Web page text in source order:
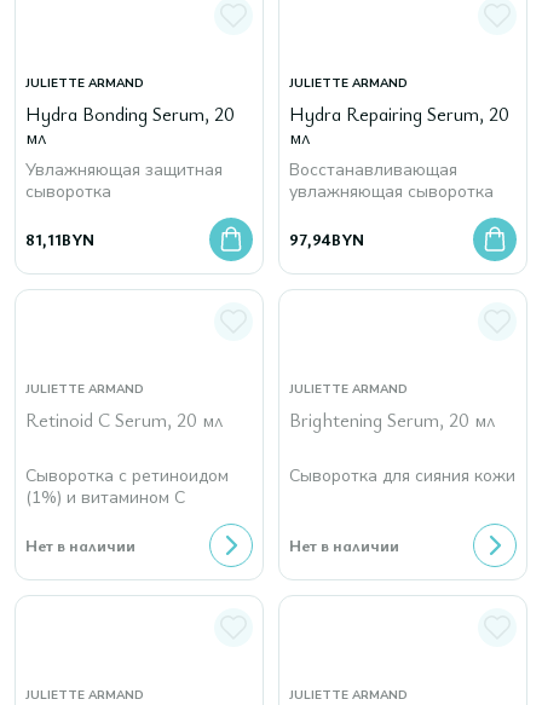
JULIETTE ARMAND
Hydra Bonding Serum, 20
мл
Увлажняющая защитная
сыворотка
81,11BYN
JULIETTE ARMAND
Hydra Repairing Serum, 20
мл
Восстанавливающая
увлажняющая сыворотка
97,94BYN
JULIETTE ARMAND
Retinoid C Serum, 20 мл
Сыворотка с ретиноидом
(1%) и витамином С
Нет в наличии
JULIETTE ARMAND
Brightening Serum, 20 мл
Сыворотка для сияния кожи
Нет в наличии
JULIETTE ARMAND JULIETTE ARMAND